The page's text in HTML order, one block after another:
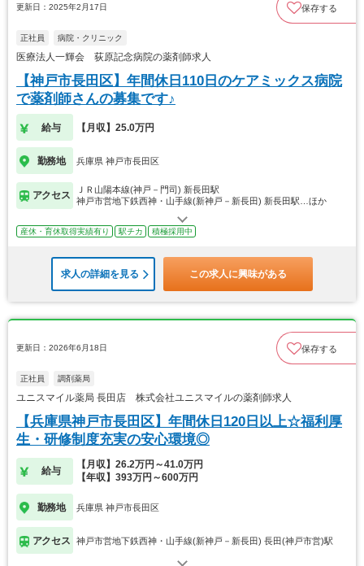
更新日：2025年2月17日 保存する
正社員 病院・クリニック
医療法人一輝会 荻原記念病院の薬剤師求人
【神戸市長田区】年間休日110日のケアミックス病院
で薬剤師さんの募集です♪
給与 【月収】25.0万円
勤務地 兵庫県 神戸市長田区
アクセス
ＪＲ山陽本線(神戸－門司) 新長田駅
神戸市営地下鉄西神・山手線(新神戸－新長田) 新長田駅…ほか
産休・育休取得実績有り 駅チカ 積極採用中
求人の詳細を見る この求人に興味がある
更新日：2026年6月18日 保存する
正社員 調剤薬局
ユニスマイル薬局 長田店 株式会社ユニスマイルの薬剤師求人
【兵庫県神戸市長田区】年間休日120日以上☆福利厚
生・研修制度充実の安心環境◎
給与
【月収】26.2万円～41.0万円
【年収】393万円～600万円
勤務地 兵庫県 神戸市長田区
アクセス 神戸市営地下鉄西神・山手線(新神戸－新長田) 長田(神戸市営)駅